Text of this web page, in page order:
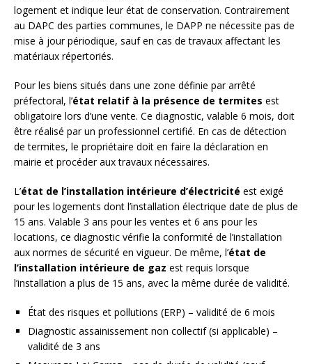
logement et indique leur état de conservation. Contrairement
au DAPC des parties communes, le DAPP ne nécessite pas de
mise à jour périodique, sauf en cas de travaux affectant les
matériaux répertoriés.
Pour les biens situés dans une zone définie par arrêté
préfectoral, l’état relatif à la présence de termites est
obligatoire lors d’une vente. Ce diagnostic, valable 6 mois, doit
être réalisé par un professionnel certifié. En cas de détection
de termites, le propriétaire doit en faire la déclaration en
mairie et procéder aux travaux nécessaires.
L’état de l’installation intérieure d’électricité est exigé
pour les logements dont l’installation électrique date de plus de
15 ans. Valable 3 ans pour les ventes et 6 ans pour les
locations, ce diagnostic vérifie la conformité de l’installation
aux normes de sécurité en vigueur. De même, l’état de
l’installation intérieure de gaz est requis lorsque
l’installation a plus de 15 ans, avec la même durée de validité.
État des risques et pollutions (ERP) – validité de 6 mois
Diagnostic assainissement non collectif (si applicable) –
validité de 3 ans